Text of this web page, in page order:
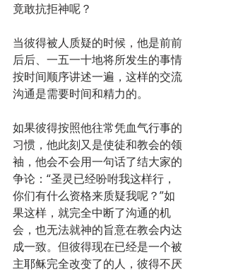
竟敢抗拒神呢？
当彼得被人质疑的时候，他是前前
后后、一五一十地将所发生的事情
按时间顺序讲述一遍，这样的交流
沟通是需要时间和精力的。
如果彼得按照他往常凭血气行事的
习惯，他此刻又是使徒和教会的领
袖，他会不会用一句话了结大家的
争论：“圣灵已经吩咐我这样行，
你们有什么资格来质疑我呢？”如
果这样，就完全中断了沟通的机
会，也无法就神的旨意在教会内达
成一致。但彼得现在已经是一个被
主耶稣完全改变了的人，彼得不厌